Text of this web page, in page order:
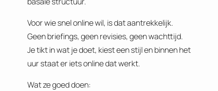
Voor wie snel online wil, is dat aantrekkelijk.
Geen briefings, geen revisies, geen wachttijd.
Je tikt in wat je doet, kiest een stijl en binnen het
uur staat er iets online dat werkt.
Wat ze goed doen: